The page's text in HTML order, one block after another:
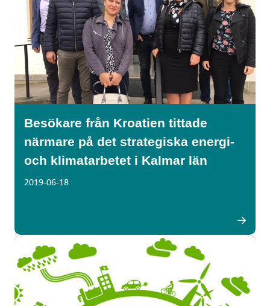
Besökare från Kroatien tittade
närmare på det strategiska energi-
och klimatarbetet i Kalmar län
2019-06-18